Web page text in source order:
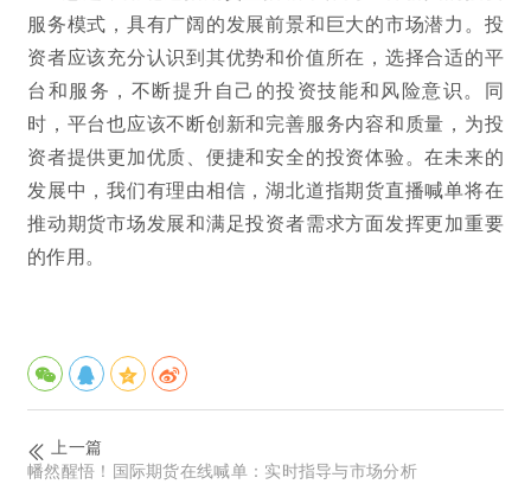
服务模式，具有广阔的发展前景和巨大的市场潜力。投
资者应该充分认识到其优势和价值所在，选择合适的平
台和服务，不断提升自己的投资技能和风险意识。同
时，平台也应该不断创新和完善服务内容和质量，为投
资者提供更加优质、便捷和安全的投资体验。在未来的
发展中，我们有理由相信，湖北道指期货直播喊单将在
推动期货市场发展和满足投资者需求方面发挥更加重要
的作用。
上一篇
幡然醒悟！国际期货在线喊单：实时指导与市场分析